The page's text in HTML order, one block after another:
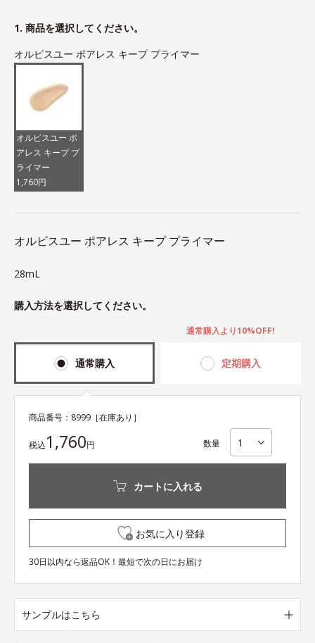
1. 商品を選択してください。
オルビスユー ポアレス キープ プライマー
オルビスユー ポ
アレス キープ プ
ライマー
1,760円
オルビスユー ポアレス キープ プライマー
28mL
購入方法を選択してください。
通常購入 定期購入
通常購入より10%OFF!
商品番号： 8999 ［在庫あり］
税込1,760円 数量
カートに入れる
お気に入り登録
30日以内なら返品OK！最短で次の日にお届け
サンプルはこちら